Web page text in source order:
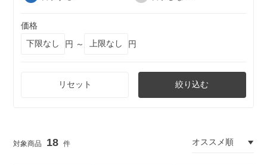
価格
円 ～
円
リセット 絞り込む
18